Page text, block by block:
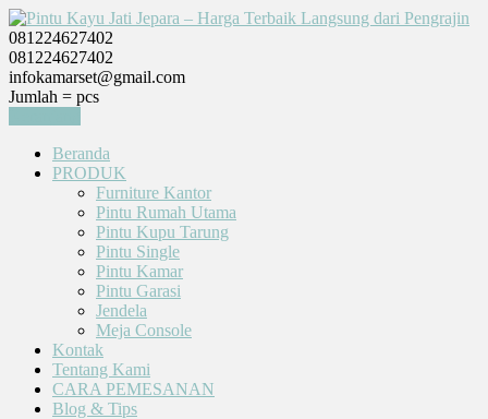
081224627402
081224627402
infokamarset@gmail.com
Jumlah = pcs
Beranda
PRODUK
Furniture Kantor
Pintu Rumah Utama
Pintu Kupu Tarung
Pintu Single
Pintu Kamar
Pintu Garasi
Jendela
Meja Console
Kontak
Tentang Kami
CARA PEMESANAN
Blog & Tips